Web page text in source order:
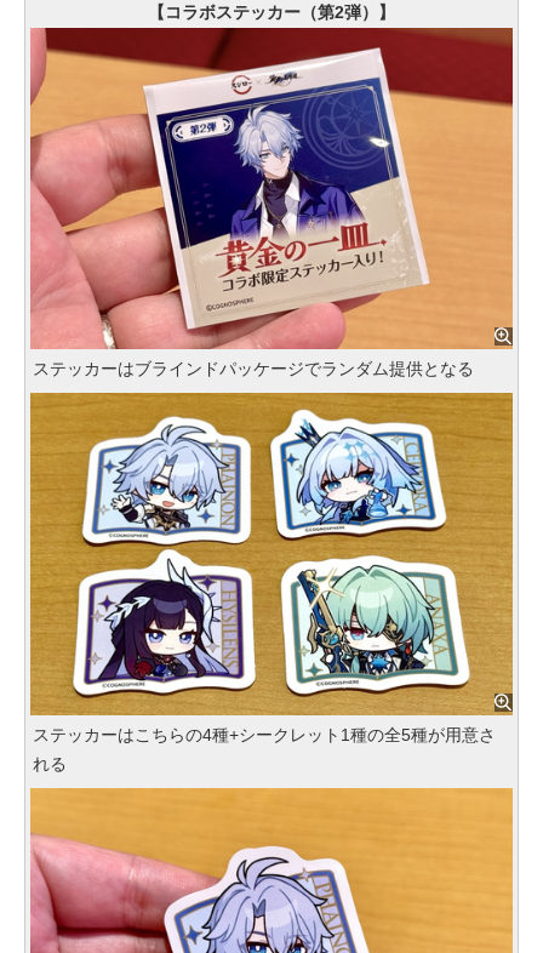
【コラボステッカー（第2弾）】
ステッカーはブラインドパッケージでランダム提供となる
ステッカーはこちらの4種+シークレット1種の全5種が用意さ
れる